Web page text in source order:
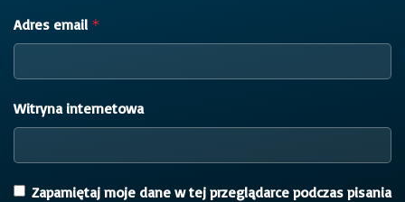
Adres email *
Witryna internetowa
Zapamiętaj moje dane w tej przeglądarce podczas pisania